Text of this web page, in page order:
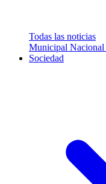
Todas las noticias
Municipal Nacional
Sociedad